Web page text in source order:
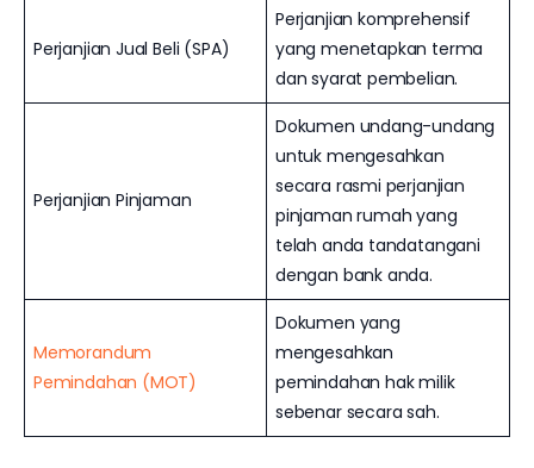
Perjanjian Jual Beli (SPA)
Perjanjian komprehensif
yang menetapkan terma
dan syarat pembelian.
Perjanjian Pinjaman
Dokumen undang-undang
untuk mengesahkan
secara rasmi perjanjian
pinjaman rumah yang
telah anda tandatangani
dengan bank anda.
Memorandum
Pemindahan (MOT)
Dokumen yang
mengesahkan
pemindahan hak milik
sebenar secara sah.